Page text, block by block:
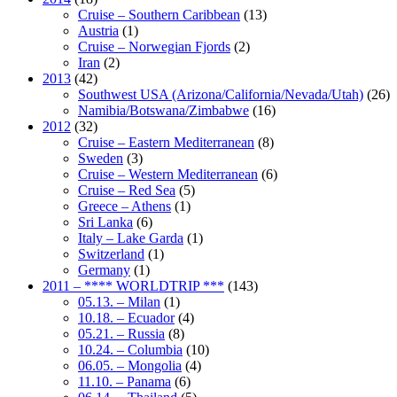
Cruise – Southern Caribbean (13)
Austria (1)
Cruise – Norwegian Fjords (2)
Iran (2)
2013 (42)
Southwest USA (Arizona/California/Nevada/Utah) (26)
Namibia/Botswana/Zimbabwe (16)
2012 (32)
Cruise – Eastern Mediterranean (8)
Sweden (3)
Cruise – Western Mediterranean (6)
Cruise – Red Sea (5)
Greece – Athens (1)
Sri Lanka (6)
Italy – Lake Garda (1)
Switzerland (1)
Germany (1)
2011 – **** WORLDTRIP *** (143)
05.13. – Milan (1)
10.18. – Ecuador(4)
05.21. – Russia (8)
10.24. – Columbia (10)
06.05. – Mongolia (4)
11.10. – Panama (6)